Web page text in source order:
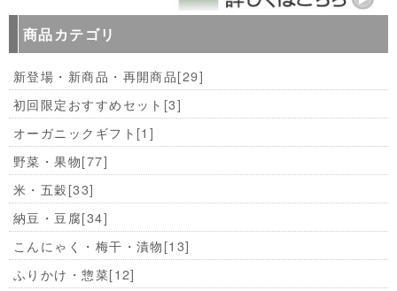
商品カテゴリ
新登場・新商品・再開商品[29]
初回限定おすすめセット [3]
オーガニックギフト [1]
野菜・果物[77]
米・五穀[33]
納豆・豆腐[34]
こんにゃく・梅干・漬物[13]
ふりかけ・惣菜[12]